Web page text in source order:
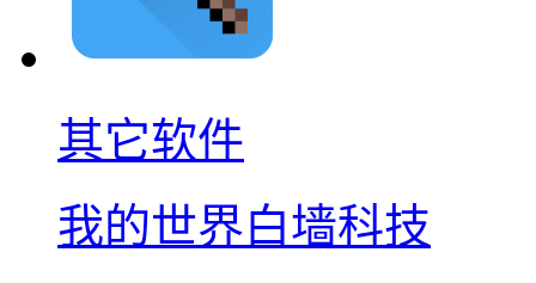
其它软件
我的世界白墙科技